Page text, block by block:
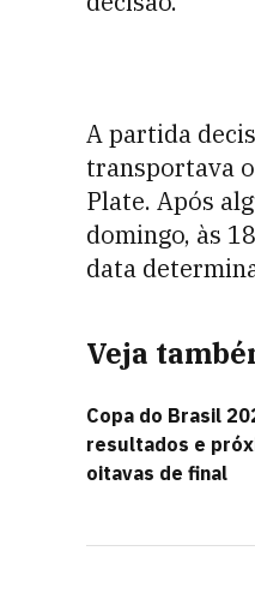
A partida
transportava
Plate. Após
domingo, às
data
Veja
Copa do Brasil
resultados e
oitavas de final